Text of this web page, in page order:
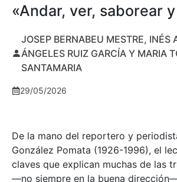
«Andar, ver, saborear
JOSEP BERNABEU MESTRE, INÉS
ÁNGELES RUIZ GARCÍA Y MARIA
SANTAMARIA
29/05/2026
De la mano del reportero y
González Pomata (1926-1996), el
claves que explican muchas de las
—no siempre en la buena